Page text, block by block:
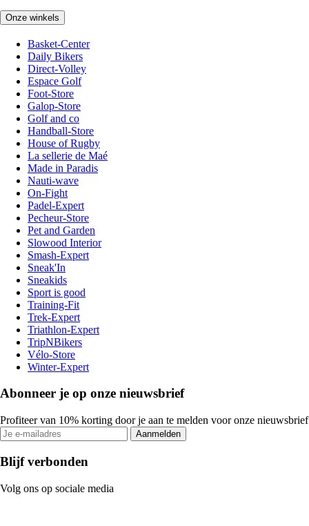
Onze winkels
Basket-Center
Daily Bikers
Direct-Volley
Espace Golf
Foot-Store
Galop-Store
Golf and co
Handball-Store
House of Rugby
La sellerie de Maé
Made in Paradis
Nauti-wave
On-Fight
Padel-Expert
Pecheur-Store
Pet and Garden
Slowood Interior
Smash-Expert
Sneak'In
Sneakids
Sport is good
Training-Fit
Trek-Expert
Triathlon-Expert
TripNBikers
Vélo-Store
Winter-Expert
Abonneer je op onze nieuwsbrief
Profiteer van 10% korting door je aan te melden voor onze nieuwsbrief
Aanmelden
Blijf verbonden
Volg ons op sociale media